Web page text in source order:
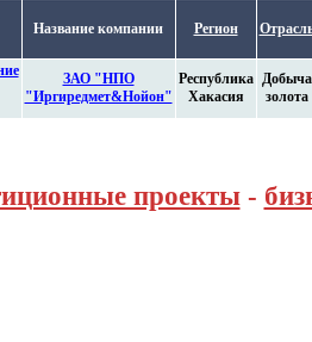
Название компании Регион
ЗАО "НПО
"Иргиредмет&Нойон"
Республика
Хакасия
Добыча
золота
проекты-